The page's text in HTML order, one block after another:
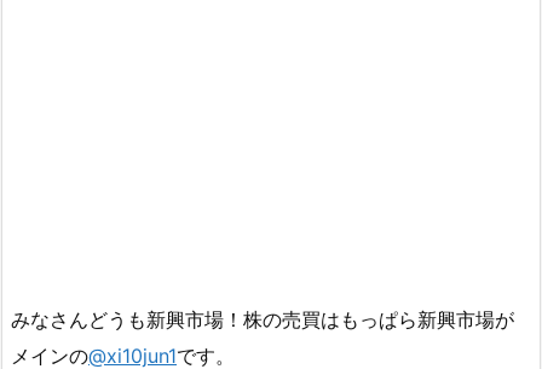
みなさんどうも新興市場！株の売買はもっぱら新興市場が
メインの@xi10jun1です。